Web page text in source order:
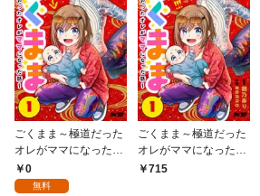
ごくまま～極道だった
オレがママになった話
～【単話】（１）
0
無料
ごくまま～極道だった
オレがママになった話
～（１）
715